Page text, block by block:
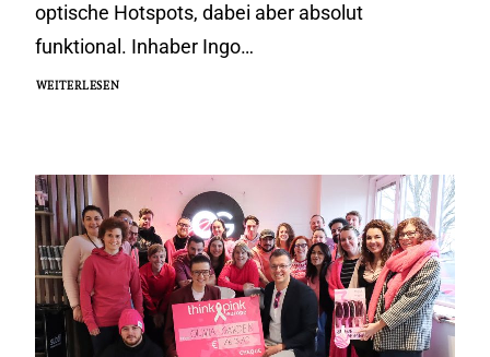
optische Hotspots, dabei aber absolut
funktional. Inhaber Ingo…
WEITERLESEN